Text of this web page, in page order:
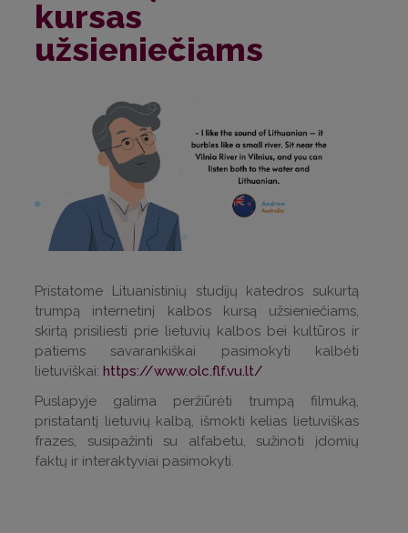
kursas
užsieniečiams
Pristatome Lituanistinių studijų katedros sukurtą
trumpą internetinį kalbos kursą užsieniečiams,
skirtą prisiliesti prie lietuvių kalbos bei kultūros ir
patiems savarankiškai pasimokyti kalbėti
lietuviškai: https://www.olc.flf.vu.lt/
Puslapyje galima peržiūrėti trumpą filmuką,
pristatantį lietuvių kalbą, išmokti kelias lietuviškas
frazes, susipažinti su alfabetu, sužinoti įdomių
faktų ir interaktyviai pasimokyti.